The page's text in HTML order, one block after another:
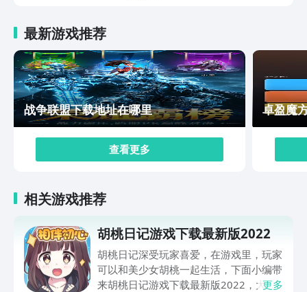
还在等什么？快来预约胡桃日记，和胡桃一起享受这份宁
静与美好。
最新游戏推荐
战争联盟下载地址在哪里
查看更多
卓盈魔
相关游戏推荐
胡桃日记游戏下载最新版2022
胡桃日记深受玩家喜爱，在游戏里，玩家
可以和美少女胡桃一起生活，下面小编带
来胡桃日记游戏下载最新版2022，大家
更多